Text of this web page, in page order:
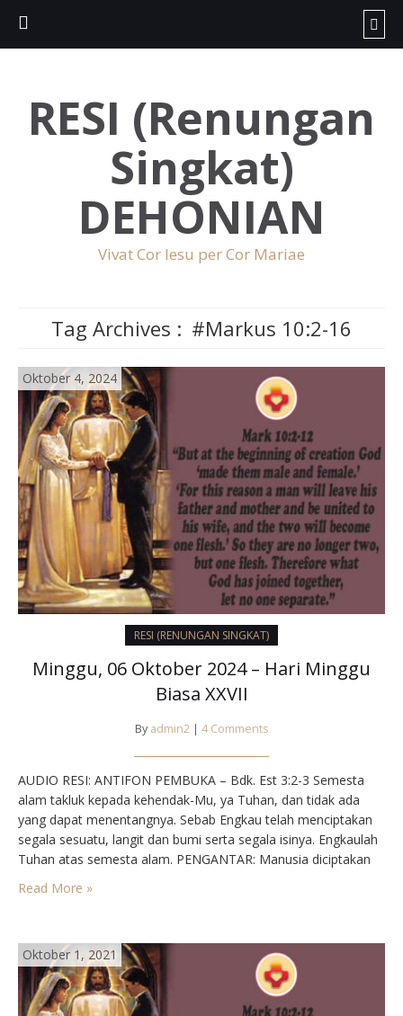
RESI (Renungan
Singkat)
DEHONIAN
Vivat Cor Iesu per Cor Mariae
Tag Archives : #Markus 10:2-16
Oktober 4, 2024
RESI (RENUNGAN SINGKAT)
Minggu, 06 Oktober 2024 – Hari Minggu
Biasa XXVII
By admin2 | 4 Comments
AUDIO RESI: ANTIFON PEMBUKA – Bdk. Est 3:2-3 Semesta
alam takluk kepada kehendak-Mu, ya Tuhan, dan tidak ada
yang dapat menentangnya. Sebab Engkau telah menciptakan
segala sesuatu, langit dan bumi serta segala isinya. Engkaulah
Tuhan atas semesta alam. PENGANTAR: Manusia diciptakan
bukan semata-mata untuk mencapai rekor dan menguasai
Read More »
Oktober 1, 2021